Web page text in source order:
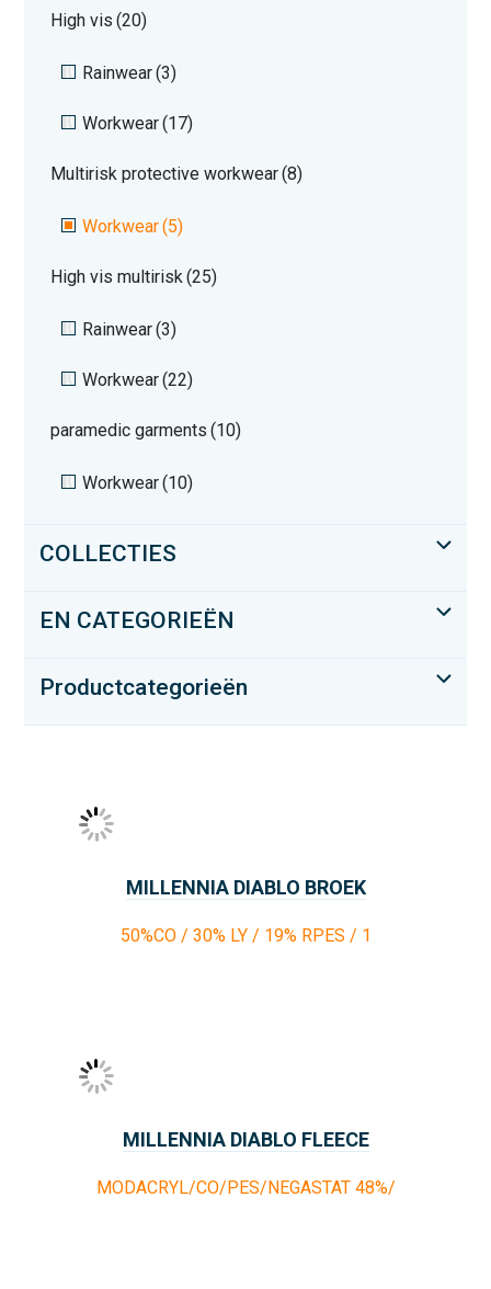
High vis (20)
Rainwear(3)
Workwear(17)
Multirisk protective workwear(8)
Workwear(5)
High vis multirisk(25)
Rainwear(3)
Workwear(22)
paramedic garments (10)
Workwear(10)
COLLECTIES
EN CATEGORIEËN
Productcategorieën
MILLENNIA DIABLO BROEK
50%CO / 30% LY / 19% RPES / 1
MILLENNIA DIABLO FLEECE
MODACRYL/CO/PES/NEGASTAT 48%/